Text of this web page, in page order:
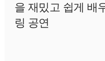
을 재밌고 쉽게 배
링 공연